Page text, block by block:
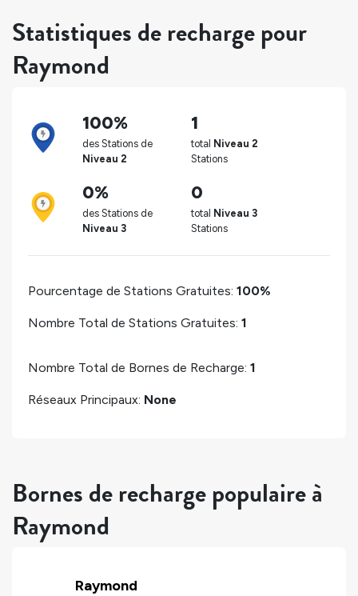
Statistiques de recharge pour
Raymond
100%
des Stations de
Niveau 2
1
total Niveau 2
Stations
0%
des Stations de
Niveau 3
0
total Niveau 3
Stations
Pourcentage de Stations Gratuites: 100%
Nombre Total de Stations Gratuites: 1
Nombre Total de Bornes de Recharge: 1
Réseaux Principaux: None
Bornes de recharge populaire à
Raymond
Raymond